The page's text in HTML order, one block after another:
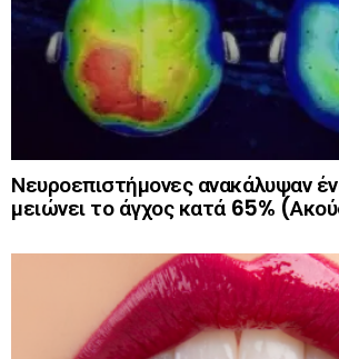
Νευροεπιστήμονες ανακάλυψαν
μειώνει το άγχος κατά 65%